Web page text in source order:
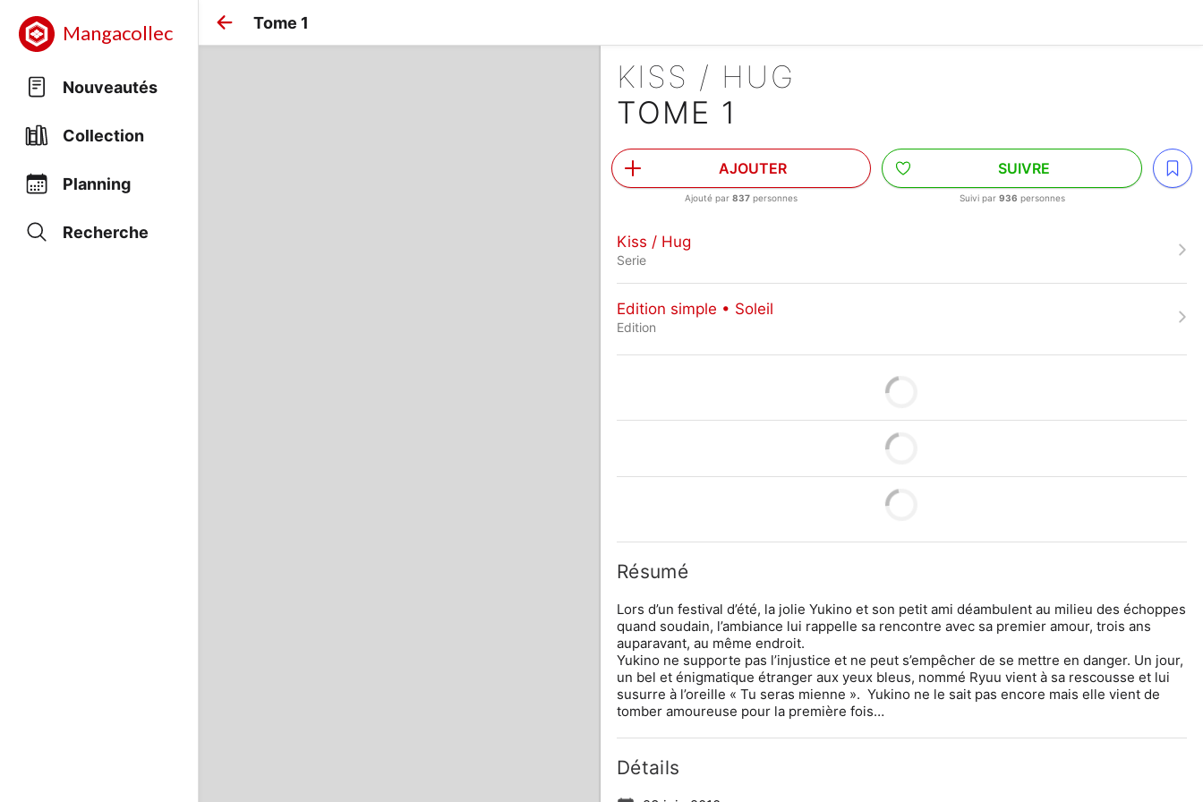
Mangacollec
Nouveautés
Collection
Planning
Recherche
Tome 1
KISS / HUG
TOME 1
AJOUTER
Ajouté par837 personnes
SUIVRE
Suivi par 936 personnes
Kiss / Hug
Serie
Edition simple • Soleil
Edition
Résumé
Lors d’un festival d’été, la jolie Yukino et son petit ami déambulent au milieu des échoppes
quand soudain, l’ambiance lui rappelle sa rencontre avec sa premier amour, trois ans
auparavant, au même endroit.
Yukino ne supporte pas l’injustice et ne peut s’empêcher de se mettre en danger. Un jour,
un bel et énigmatique étranger aux yeux bleus, nommé Ryuu vient à sa rescousse et lui
susurre à l’oreille « Tu seras mienne ».  Yukino ne le sait pas encore mais elle vient de
tomber amoureuse pour la première fois…
Détails